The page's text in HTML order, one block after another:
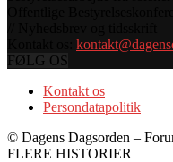
FØLG OS
Kontakt os
Persondatapolitik
© Dagens Dagsorden –
FLERE HISTORIER